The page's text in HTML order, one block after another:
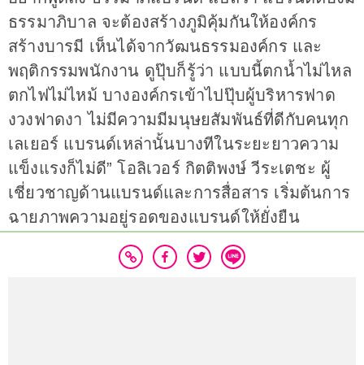
ธรรมาภิบาล จะต้องสร้างภูมิคุ้มกันให้องค์กร
สร้างบารมี เห็นได้จากวัฒนธรรมองค์กร และ
พฤติกรรมพนักงาน ดูปุ๊บก็รู้ว่า แบบนี้ตกน้ำไม่ไหล
ตกไฟไม่ไหม้ บางองค์กรเข้าไปปุ๊บผู้บริหารฟาด
งวงฟาดงา ไม่มีความมีมนุษยสัมพันธ์ที่ดีกับคนทุก
เลเยอร์ แบรนด์เหล่านั้นบางทีในระยะยาวความ
แข็งแรงก็ไม่ดี” โอลิเวอร์ กิตติพงษ์ วีระเตชะ ผู้
เชี่ยวชาญด้านแบรนด์และการสื่อสาร เริ่มต้นการ
ฉายภาพความอยู่รอดของแบรนด์ให้ยั่งยืน